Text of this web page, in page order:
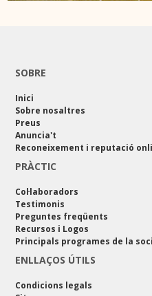
SOBRE
Inici
Sobre nosaltres
Preus
Anuncia't
Reconeixement i reputació
PRÀCTIC
Col·laboradors
Testimonis
Preguntes freqüents
Recursos i Logos
Principals programes de la
ENLLAÇOS ÚTILS
Condicions legals